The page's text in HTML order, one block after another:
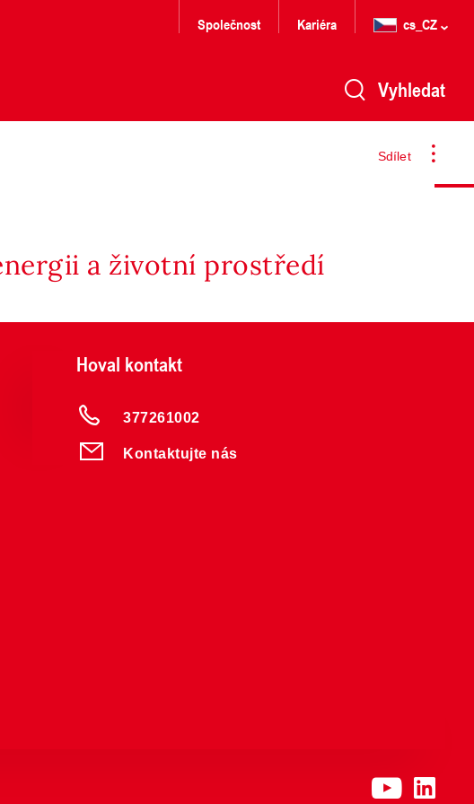
Společnost Kariéra cs_CZ
Vyhledat
Sdílet
a životní prostředí
Hoval kontakt
377261002
Kontaktujte nás